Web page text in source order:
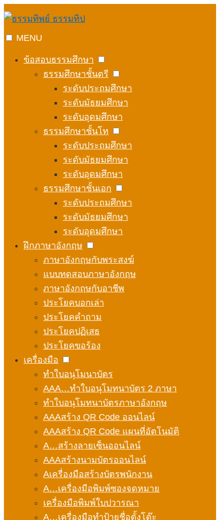
to
MENU
ข้อสอบธรรมศึกษา
ธรรมศึกษาชั้นตรี
ระดับประถมศึกษา
ระดับมัธยมศึกษา
ระดับอุดมศึกษา
ธรรมศึกษาชั้นโท
ระดับประถมศึกษา
ระดับมัธยมศึกษา
ระดับอุดมศึกษา
ธรรมศึกษาชั้นเอก
ระดับประถมศึกษา
ระดับมัธยมศึกษา
ระดับอุดมศึกษา
ฝึกภาษาอังกฤษ
ภาษาอังกฤษกับพระสงฆ์
แบบทดสอบภาษาอังกฤษ
ภาษาอังกฤษกับอาชีพ
ประโยคบอกเล่า
ประโยคคำถาม
ประโยคปฏิเสธ
ประโยคขอร้อง
เครื่องมือ
ทำใบอนุโมนาบัตร
AAA…ทำใบอนุโมทนาบัตร 2 ภาษา
ทำใบอนุโมทนาบัตรภาษาอังกฤษ
AAAสร้าง QR Code ออนไลน์
AAAสร้าง QR Code แผนที่อัตโนมัติ
A…สร้างลายเซ็นออนไลน์
AAAสร้างนามบัตรออนไลน์
Aเครื่องมือสร้างบัตรพนักงาน
A…เครื่องมือพิมพ์ซองจดหมาย
เครื่องมือพิมพ์ใบปวารณา
A…เครื่องมือทำป้ายชื่อตั้งโต๊ะ